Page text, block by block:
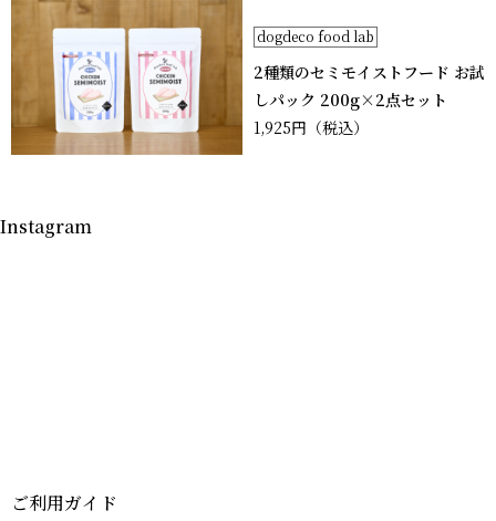
dogdeco food lab
2種類のセミモイストフード お試
しパック 200g×2点セット
1,925円 （税込）
Instagram
ご利用ガイド